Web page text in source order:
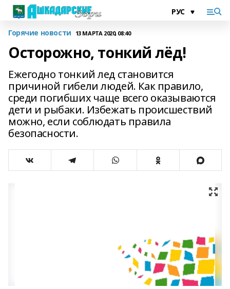
Горячие новости 13 МАРТА 2020, 08:40
Осторожно, тонкий лёд!
Ежегодно тонкий лед становится
причиной гибели людей. Как правило,
среди погибших чаще всего оказываются
дети и рыбаки. Избежать происшествий
можно, если соблюдать правила
безопасности.